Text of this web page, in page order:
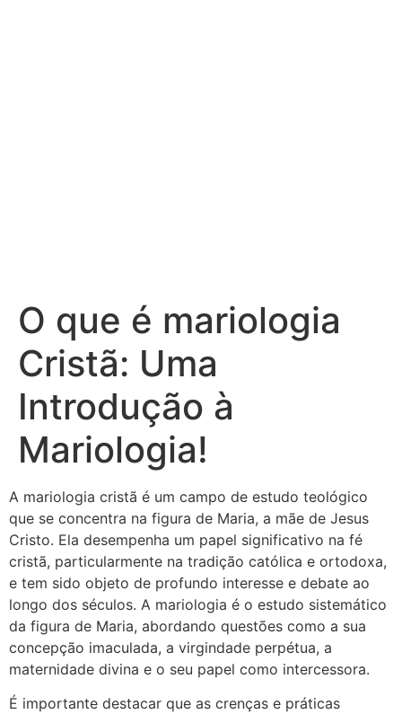
O que é mariologia
Cristã: Uma
Introdução à
Mariologia!
A mariologia cristã é um campo de estudo teológico
que se concentra na figura de Maria, a mãe de Jesus
Cristo. Ela desempenha um papel significativo na fé
cristã, particularmente na tradição católica e ortodoxa,
e tem sido objeto de profundo interesse e debate ao
longo dos séculos. A mariologia é o estudo sistemático
da figura de Maria, abordando questões como a sua
concepção imaculada, a virgindade perpétua, a
maternidade divina e o seu papel como intercessora.
É importante destacar que as crenças e práticas